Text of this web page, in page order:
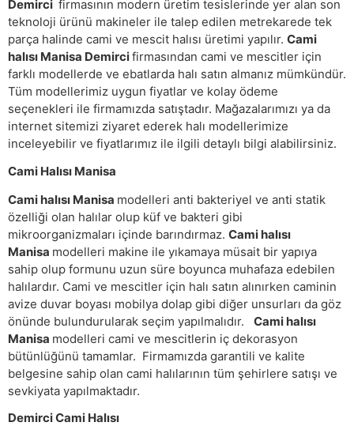
Demirci firmasının modern üretim tesislerinde yer alan son
teknoloji ürünü makineler ile talep edilen metrekarede tek
parça halinde cami ve mescit halısı üretimi yapılır. Cami
halısı Manisa Demircifirmasından cami ve mescitler için
farklı modellerde ve ebatlarda halı satın almanız mümkündür.
Tüm modellerimiz uygun fiyatlar ve kolay ödeme
seçenekleri ile firmamızda satıştadır. Mağazalarımızı ya da
internet sitemizi ziyaret ederek halı modellerimize
inceleyebilir ve fiyatlarımız ile ilgili detaylı bilgi alabilirsiniz.
Cami Halısı Manisa
Cami halısı Manisa modelleri anti bakteriyel ve anti statik
özelliği olan halılar olup küf ve bakteri gibi
mikroorganizmaları içinde barındırmaz. Cami halısı
Manisa modelleri makine ile yıkamaya müsait bir yapıya
sahip olup formunu uzun süre boyunca muhafaza edebilen
halılardır. Cami ve mescitler için halı satın alınırken caminin
avize duvar boyası mobilya dolap gibi diğer unsurları da göz
önünde bulundurularak seçim yapılmalıdır. Cami halısı
Manisa modelleri cami ve mescitlerin iç dekorasyon
bütünlüğünü tamamlar. Firmamızda garantili ve kalite
belgesine sahip olan cami halılarının tüm şehirlere satışı ve
sevkiyata yapılmaktadır.
Demirci Cami Halısı